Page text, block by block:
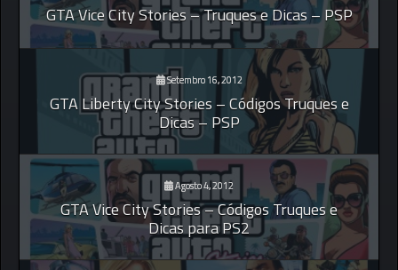
GTA Vice City Stories – Truques e Dicas – PSP
Setembro 16, 2012
GTA Liberty City Stories – Códigos Truques e
Dicas – PSP
Agosto 4, 2012
GTA Vice City Stories – Códigos Truques e
Dicas para PS2